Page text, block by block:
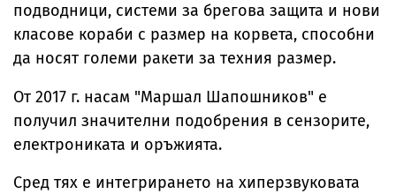
подводници, системи за брегова защита и нови
класове кораби с размер на корвета, способни
да носят големи ракети за техния размер.
От 2017 г. насам "Маршал Шапошников" е
получил значителни подобрения в сензорите,
електрониката и оръжията.
Сред тях е интегрирането на хиперзвуковата